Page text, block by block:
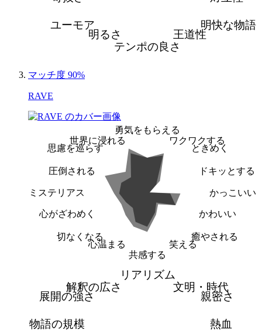
明快な物語
王道性
テンポの良さ
明るさ
ユーモア
マッチ度 90%
RAVE
勇気をもらえる
ワクワクする
ときめく
ドキッとする
かっこいい
かわいい
癒やされる
笑える
共感する
心温まる
切なくなる
心がざわめく
ミステリアス
圧倒される
思慮を巡らす
世界に浸れる
リアリズム
文明・時代
親密さ
熱血
物語の規模
展開の強さ
解釈の広さ